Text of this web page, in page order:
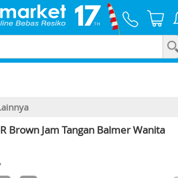
Brown Jam Tangan Balmer Wanita